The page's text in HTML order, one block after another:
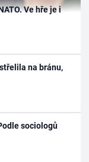
Ve hře je i
na bránu,
sociologů